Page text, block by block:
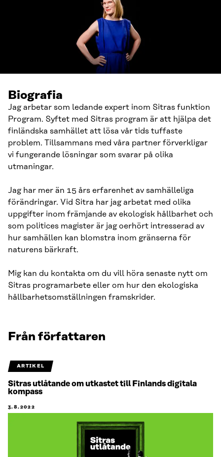
Biografia
Jag arbetar som ledande expert inom Sitras funktion
Program. Syftet med Sitras program är att hjälpa det
finländska samhället att lösa vår tids tuffaste
problem. Tillsammans med våra partner förverkligar
vi fungerande lösningar som svarar på olika
utmaningar.
Jag har mer än 15 års erfarenhet av samhälleliga
förändringar. Vid Sitra har jag arbetat med olika
uppgifter inom främjande av ekologisk hållbarhet och
som politices magister är jag oerhört intresserad av
hur samhällen kan blomstra inom gränserna för
naturens bärkraft.
Mig kan du kontakta om du vill höra senaste nytt om
Sitras programarbete eller om hur den ekologiska
hållbarhetsomställningen framskrider.
Från författaren
ARTIKEL
Sitras utlåtande om utkastet till Finlands digitala
kompass
3.8.2022